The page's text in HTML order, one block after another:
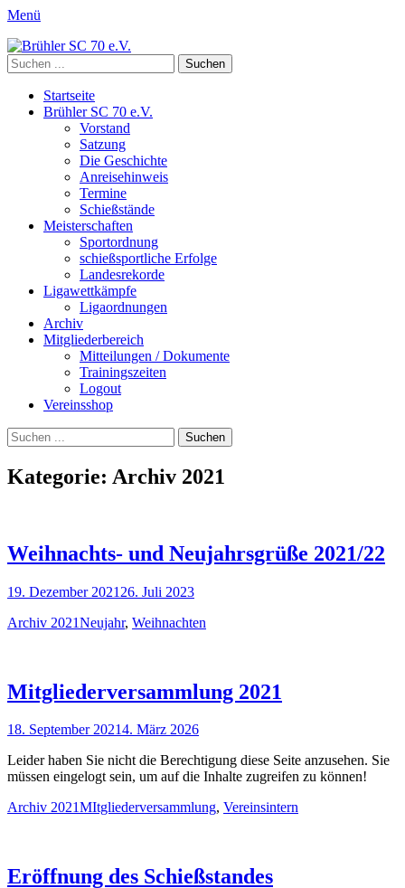
Menü
Brühler SC 70 e.V.
Mitglied des Rheinischen Schützenbundes e.v. 1872 und des
Deutschen Schützenbundes e.V.
Suchen
nach:
Primäres
Menü
Zum
Inhalt
Startseite
Brühler SC 70 e.V.
Vorstand
Satzung
Die Geschichte
Anreisehinweis
Termine
Schießstände
Meisterschaften
Sportordnung
schießsportliche Erfolge
Landesrekorde
Ligawettkämpfe
Ligaordnungen
Archiv
Mitgliederbereich
Mitteilungen / Dokumente
Trainingszeiten
Logout
Vereinsshop
Suchen
Suchen
nach:
Kategorie: Archiv 2021
Weihnachts- und Neujahrsgrüße 2021/22
Veröffentlicht
19. Dezember 2021 26. Juli 2023
Kategorien
Archiv 2021Schlagworte
Neujahr, Weihnachten
Mitgliederversammlung 2021
Veröffentlicht
18. September 20214. März 2026
Leider haben Sie nicht die Berechtigung diese Seite anzusehen. Sie
müssen eingelogt sein, um auf die Inhalte zugreifen zu können!
Kategorien
Archiv 2021Schlagworte
MItgliederversammlung, Vereinsintern
Eröffnung des Schießstandes